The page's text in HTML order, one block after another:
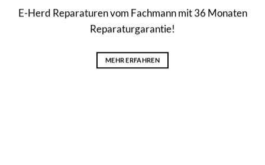
Reparaturgarantie!